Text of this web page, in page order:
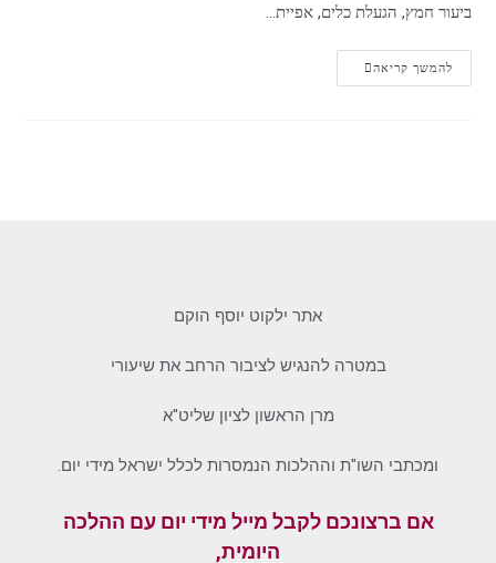
ביעור חמץ, הגעלת כלים, אפיית…
להמשך קריאה
אתר ילקוט יוסף הוקם
במטרה להנגיש לציבור הרחב את שיעורי
מרן הראשון לציון שליט"א
ומכתבי השו"ת וההלכות הנמסרות לכלל ישראל מידי יום.
אם ברצונכם לקבל מייל מידי יום עם ההלכה
היומית,